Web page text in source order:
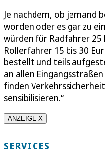
Je nachdem, ob jemand
worden oder es gar zu
würden für Radfahrer 25
Rollerfahrer 15 bis 30
bestellt und teils
an allen
finden
sensibilisieren.“
ANZEIGE X
SERVICES